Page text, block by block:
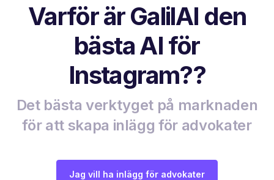
Varför är GalilAI den
bästa AI för
Instagram??
Det bästa verktyget på marknaden
för att skapa inlägg för advokater
Jag vill ha inlägg för advokater